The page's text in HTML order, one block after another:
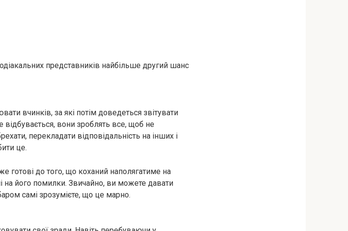
представників найбільше другий шанс
вчинків, за які потім доведеться звітувати
вони зроблять все, щоб не
перекладати відповідальність на інших і
це.
готові до того, що коханий наполягатиме на
на його помилки. Звичайно, ви можете давати
самі зрозумієте, що це марно.